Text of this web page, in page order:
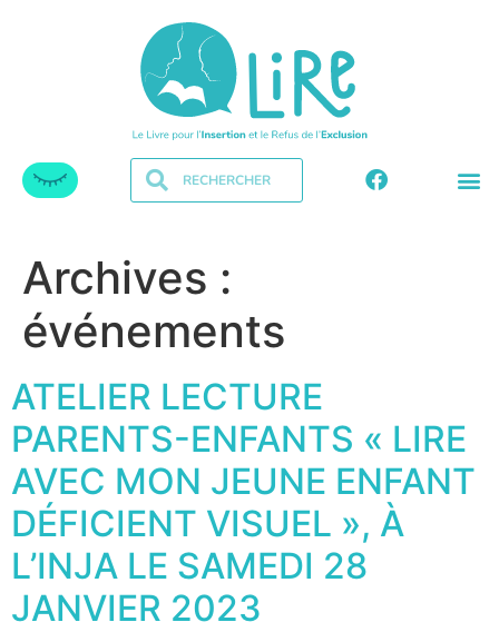
Archives :
événements
ATELIER LECTURE
PARENTS-ENFANTS « LIRE
AVEC MON JEUNE ENFANT
DÉFICIENT VISUEL », À
L’INJA LE SAMEDI 28
JANVIER 2023